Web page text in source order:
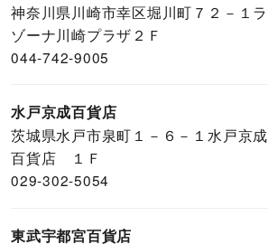
神奈川県川崎市幸区堀川町７２－１ラ
ゾーナ川崎プラザ２Ｆ
044-742-9005
水戸京成百貨店
茨城県水戸市泉町１－６－１水戸京成
百貨店 １Ｆ
029-302-5054
東武宇都宮百貨店